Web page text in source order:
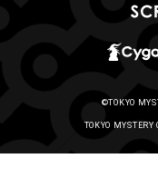
©TOKYO
TOKYO